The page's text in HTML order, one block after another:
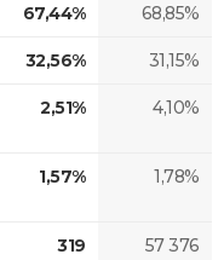
67,44% 68,85%
32,56% 31,15%
2,51% 4,10%
1,57% 1,78%
319 57 376